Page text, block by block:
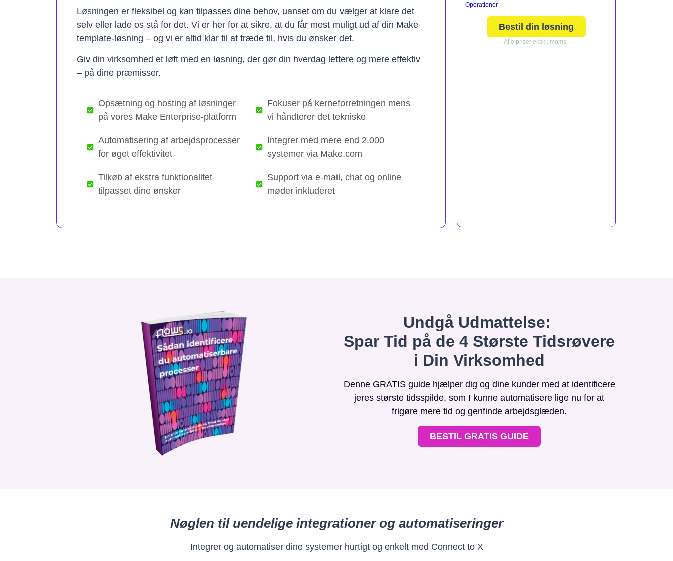
Løsningen er fleksibel og kan tilpasses dine behov, uanset om du vælger at klare det
selv eller lade os stå for det. Vi er her for at sikre, at du får mest muligt ud af din Make
template-løsning – og vi er altid klar til at træde til, hvis du ønsker det.
Giv din virksomhed et løft med en løsning, der gør din hverdag lettere og mere effektiv
– på dine præmisser.
Opsætning og hosting af løsninger
på vores Make Enterprise-platform
Automatisering af arbejdsprocesser
for øget effektivitet
Tilkøb af ekstra funktionalitet
tilpasset dine ønsker​
Fokuser på kerneforretningen mens
vi håndterer det tekniske​
Integrer med mere end 2.000
systemer via Make.com
Support via e-mail, chat og online
møder inkluderet
Operationer
Bestil din løsning
Alle priser ekskl. moms.
Undgå Udmattelse:
Spar Tid på de 4 Største Tidsrøvere
i Din Virksomhed
Denne GRATIS guide hjælper dig og dine kunder med at identificere
jeres største tidsspilde, som I kunne automatisere lige nu for at
frigøre mere tid og genfinde arbejdsglæden.
BESTIL GRATIS GUIDE
Nøglen til uendelige integrationer og automatiseringer
Integrer og automatiser dine systemer hurtigt og enkelt med Connect to X